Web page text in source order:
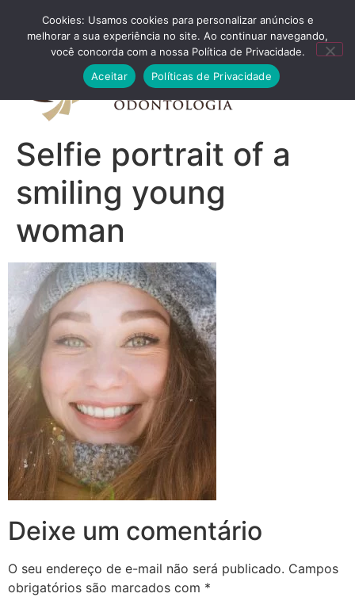
FALE CONOSCO
Selfie portrait of a
smiling young
woman
Deixe um comentário
O seu endereço de e-mail não será publicado. Campos
obrigatórios são marcados com *
Cookies: Usamos cookies para personalizar anúncios e
melhorar a sua experiência no site. Ao continuar navegando,
você concorda com a nossa Política de Privacidade.
Aceitar
Políticas de Privacidade